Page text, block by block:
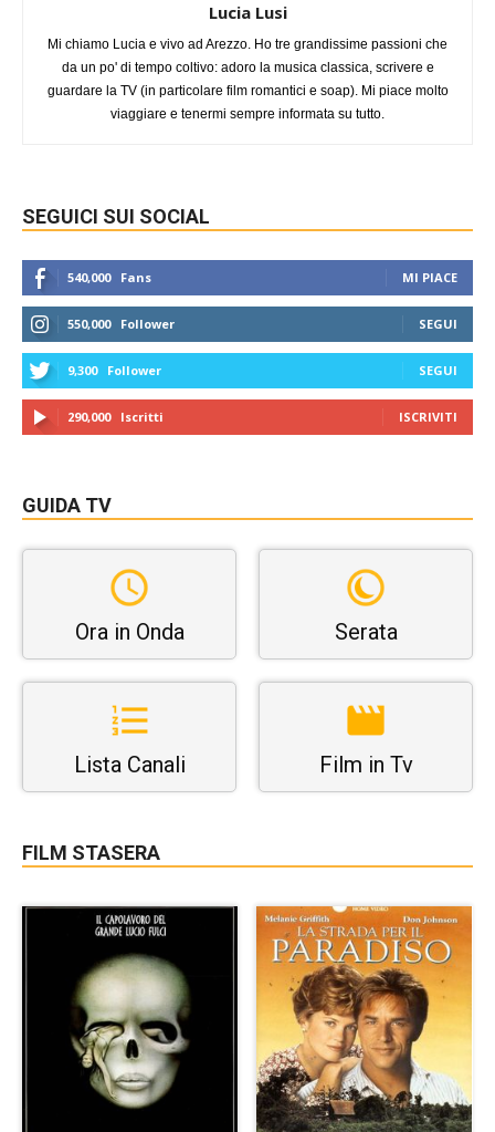
Lucia Lusi
Mi chiamo Lucia e vivo ad Arezzo. Ho tre grandissime passioni che
da un po' di tempo coltivo: adoro la musica classica, scrivere e
guardare la TV (in particolare film romantici e soap). Mi piace molto
viaggiare e tenermi sempre informata su tutto.
SEGUICI SUI SOCIAL
540,000 Fans MI PIACE
550,000 Follower SEGUI
9,300 Follower SEGUI
290,000 Iscritti ISCRIVITI
GUIDA TV
Ora in Onda Serata
Lista Canali Film in Tv
FILM STASERA